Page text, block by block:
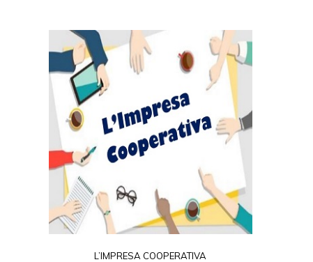
L’IMPRESA COOPERATIVA